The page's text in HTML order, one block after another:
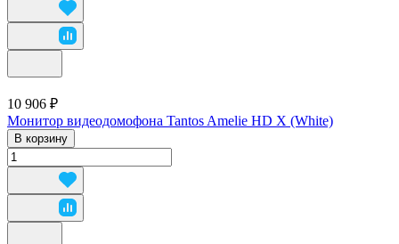
10 906 ₽
Монитор видеодомофона Tantos Amelie HD X (White)
В корзину